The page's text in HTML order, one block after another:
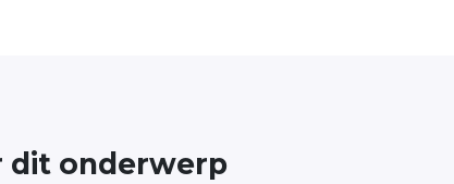
dit onderwerp